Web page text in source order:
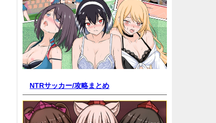
NTRサッカー/攻略まとめ